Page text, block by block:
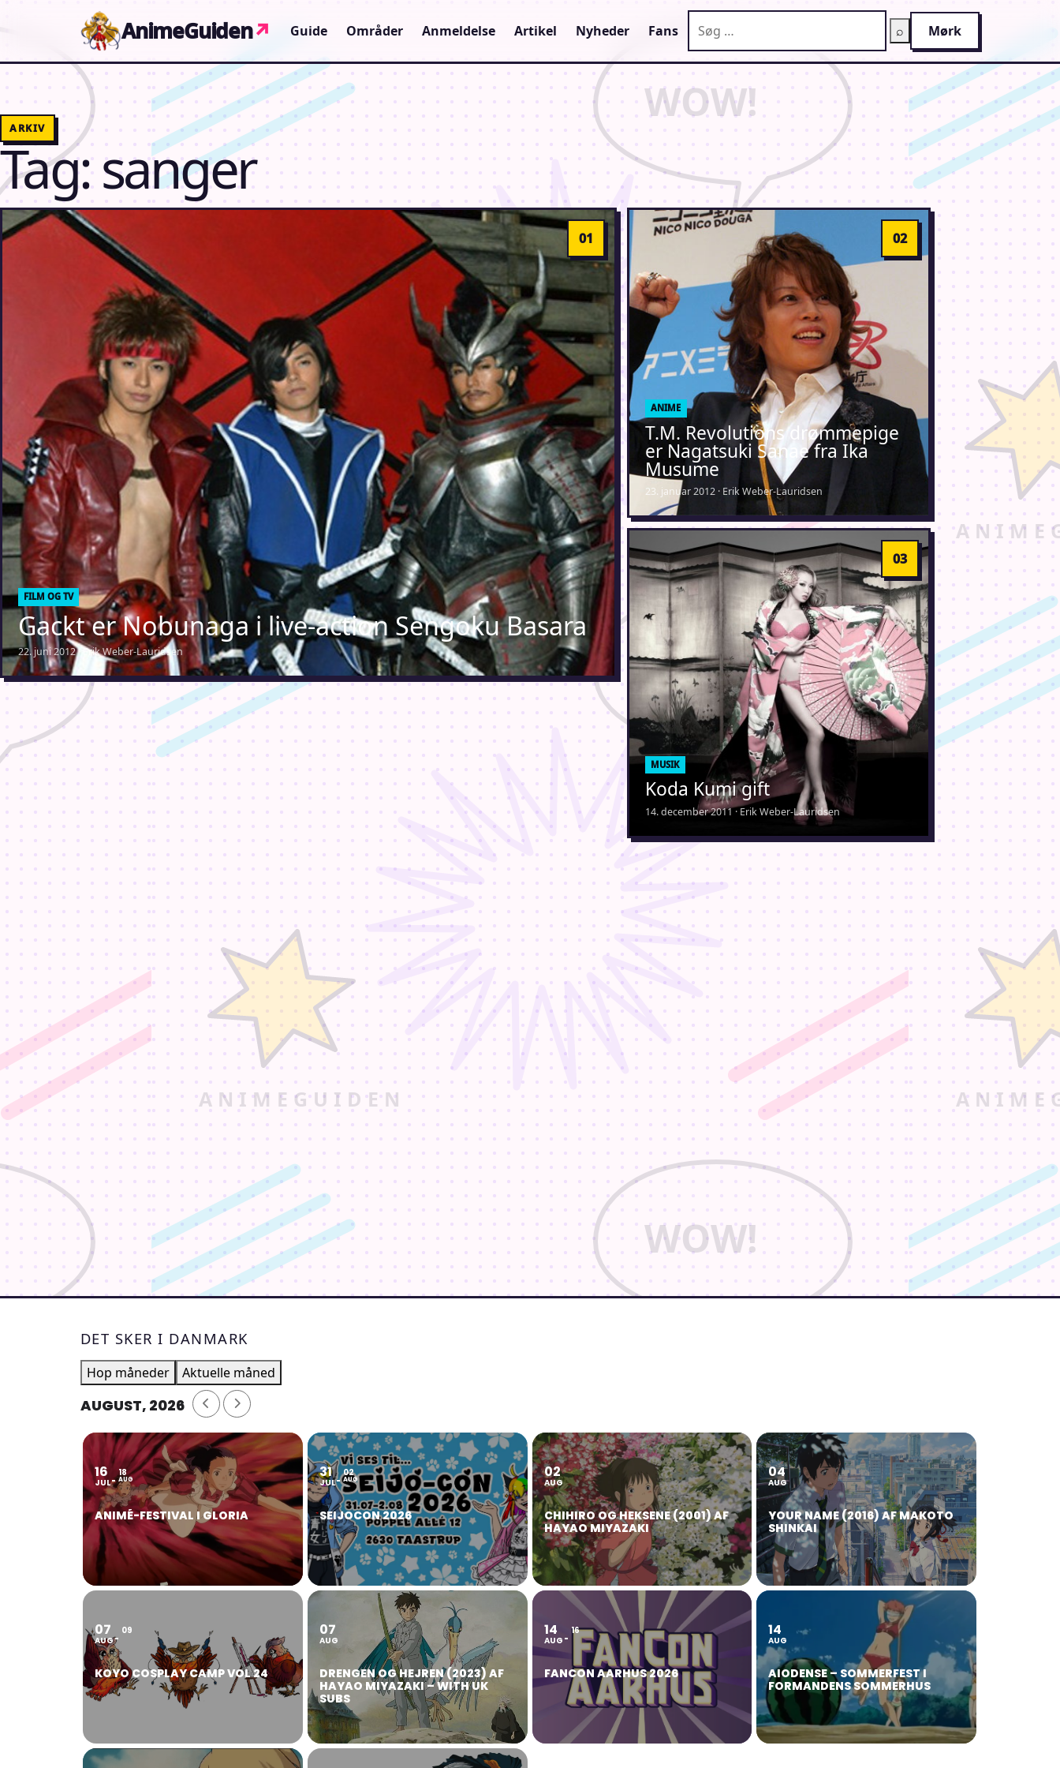
AnimeGuiden↗ Guide Områder Anmeldelse Artikel Nyheder Fans ⌕ Mørk
ARKIV
Tag:sanger
FILM OG TV
Gackt er Nobunaga i live-action Sengoku Basara
22. juni 2012 · Erik Weber-Lauridsen
ANIME
T.M. Revolutions drømmepige
er Nagatsuki Sanae fra Ika
Musume
23. januar 2012 · Erik Weber-Lauridsen
MUSIK
Koda Kumi gift
14. december 2011 · Erik Weber-Lauridsen
DET SKER I DANMARK
Hop måneder Aktuelle måned
AUGUST, 2026
16
JUL
18
AUG
ANIMÉ-FESTIVAL I GLORIA
31
JUL
02
AUG
SEIJOCON 2026
02
AUG
CHIHIRO OG HEKSENE (2001) AF
HAYAO MIYAZAKI
04
AUG
YOUR NAME (2016) AF MAKOTO
SHINKAI
07
AUG
09
KOYO COSPLAY CAMP VOL 24
07
AUG
DRENGEN OG HEJREN (2023) AF
HAYAO MIYAZAKI – WITH UK
SUBS
14
AUG
16
FANCON AARHUS 2026
14
AUG
AIODENSE – SOMMERFEST I
FORMANDENS SOMMERHUS